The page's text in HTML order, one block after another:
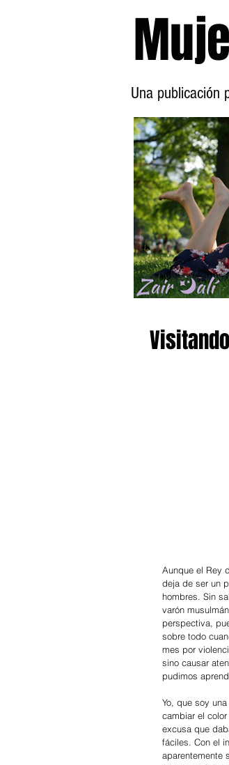
Una publicación
Aunque el Rey
deja de ser un
hombres. Sin
varón
perspectiva,
sobre todo
mes por
sino causar
pudimos
Yo, que soy
cambiar el
excusa que
fáciles. Con el
aparentemente